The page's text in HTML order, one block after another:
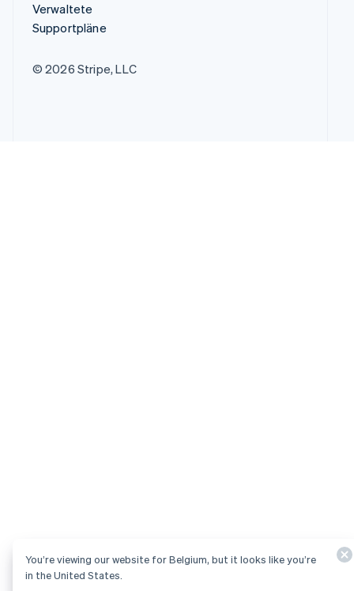
Verwaltete
Supportpläne
© 2026 Stripe, LLC
You’re viewing our website for Belgium, but it looks like you’re
in the United States.